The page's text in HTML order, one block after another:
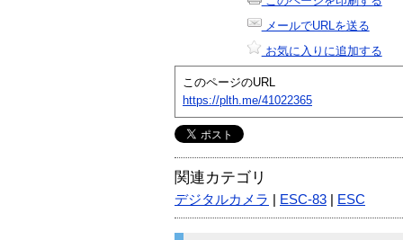
メールでURLを送る
お気に入りに追加する
このページのURL
https://plth.me/41022365
関連カテゴリ
デジタルカメラ ESC-83 ESC